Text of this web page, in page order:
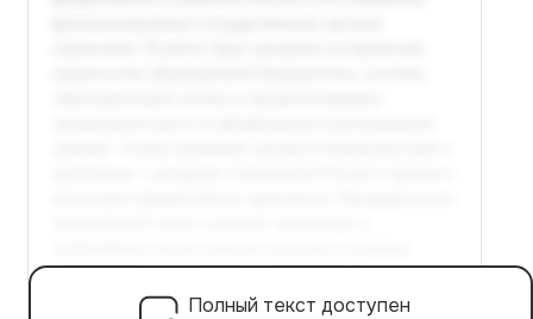
Полный текст доступен